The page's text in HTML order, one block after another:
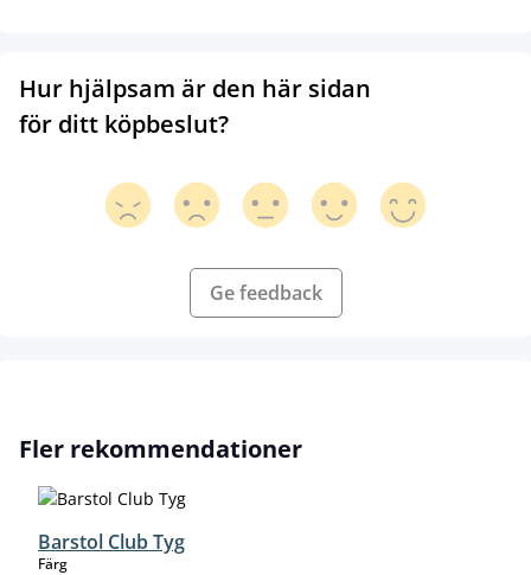
Hur hjälpsam är den här sidan
för ditt köpbeslut?
Ge feedback
Hoppa över produktgalleri
Fler rekommendationer
Barstol Club Tyg
Färgselect